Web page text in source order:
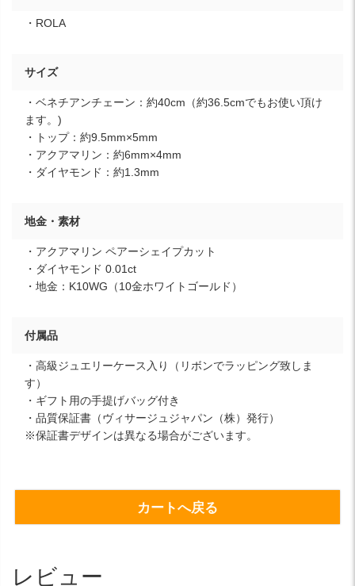
・ROLA
サイズ
・ベネチアンチェーン：約40cm（約36.5cmでもお使い頂け
ます。)
・トップ：約9.5mm×5mm
・アクアマリン：約6mm×4mm
・ダイヤモンド：約1.3mm
地金・素材
・アクアマリン ペアーシェイプカット
・ダイヤモンド 0.01ct
・地金：K10WG（10金ホワイトゴールド）
付属品
・高級ジュエリーケース入り（リボンでラッピング致しま
す）
・ギフト用の手提げバッグ付き
・品質保証書（ヴィサージュジャパン（株）発行）
※保証書デザインは異なる場合がございます。
カートへ戻る
レビュー